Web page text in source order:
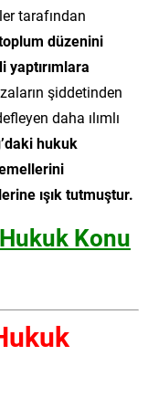
tarafından
düzenini
şiddetinden
daha ılımlı
hukuk
ışık tutmuştur.
Hukuk Konu